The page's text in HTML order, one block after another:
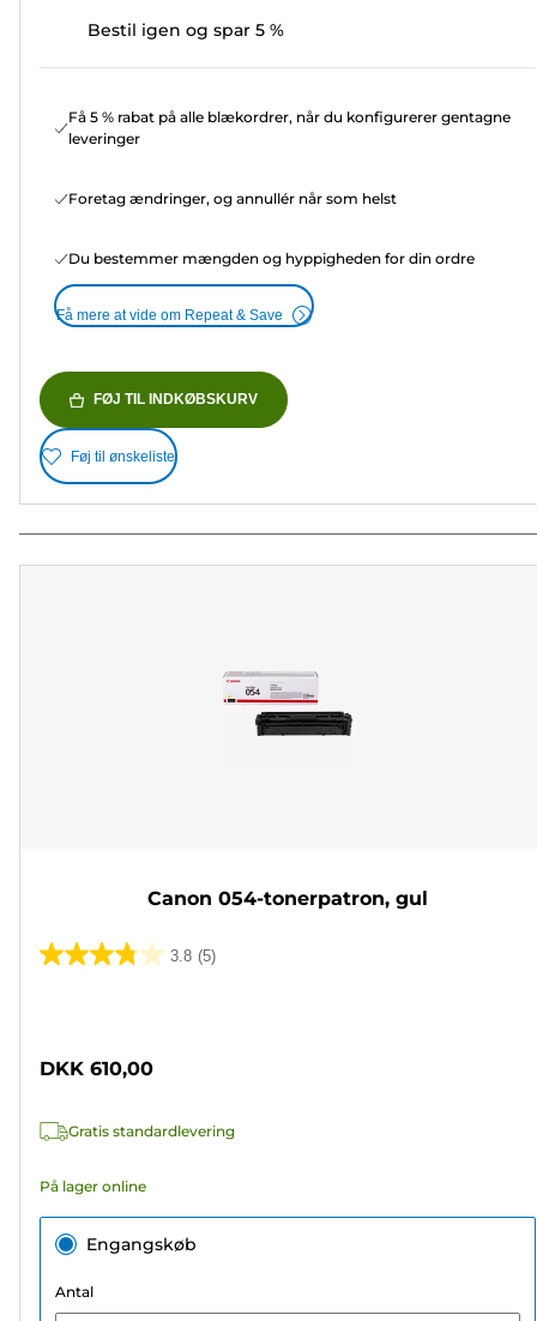
Bestil igen og spar 5 %
Få 5 % rabat på alle blækordrer, når du konfigurerer gentagne
leveringer
Foretag ændringer, og annullér når som helst
Du bestemmer mængden og hyppigheden for din ordre
Få mere at vide om Repeat & Save
FØJ TIL INDKØBSKURV
Føj til ønskeliste
Canon 054-tonerpatron, gul
3.8 (5)
3.8
stjerner.
anmeldelser
DKK 610,00
Gratis standardlevering
På lager online
Engangskøb
Antal